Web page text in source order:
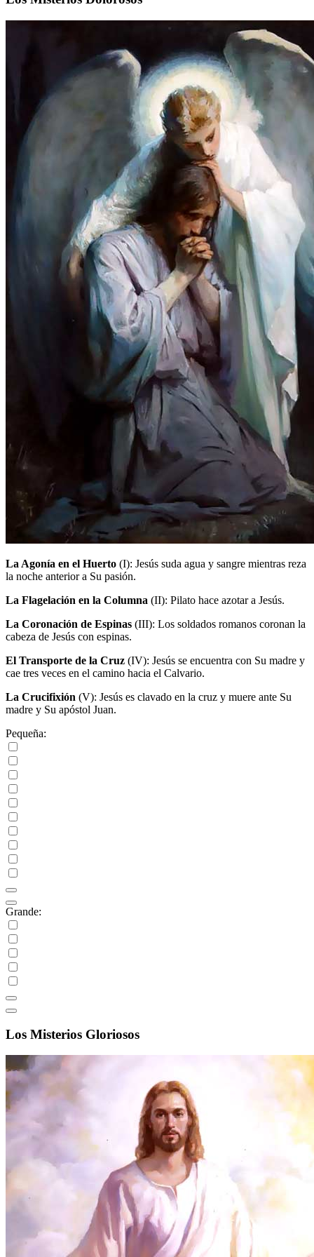
La Agonía en el Huerto (I): Jesús suda agua y sangre mientras reza
la noche anterior a Su pasión.
La Flagelación en la Columna (II): Pilato hace azotar a Jesús.
La Coronación de Espinas (III): Los soldados romanos coronan la
cabeza de Jesús con espinas.
El Transporte de la Cruz (IV): Jesús se encuentra con Su madre y
cae tres veces en el camino hacia el Calvario.
La Crucifixión (V): Jesús es clavado en la cruz y muere ante Su
madre y Su apóstol Juan.
Pequeña:
Grande:
Los Misterios Gloriosos